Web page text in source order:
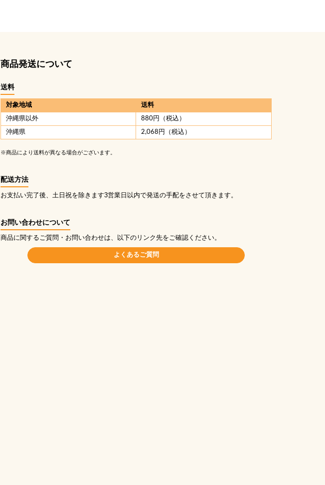
商品発送について
送料
対象地域 送料
沖縄県以外 880円（税込）
沖縄県 2,068円（税込）
※商品により送料が異なる場合がございます。
配送方法
お支払い完了後、土日祝を除きます3営業日以内で発送の手配をさせて頂きます。
お問い合わせについて
商品に関するご質問・お問い合わせは、以下のリンク先をご確認ください。
よくあるご質問